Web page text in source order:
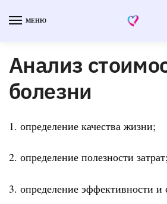
МЕНЮ
Анализ
болезни
1. определение качества жизни;
2. определение полезности затрат;
3. определение эффективности и